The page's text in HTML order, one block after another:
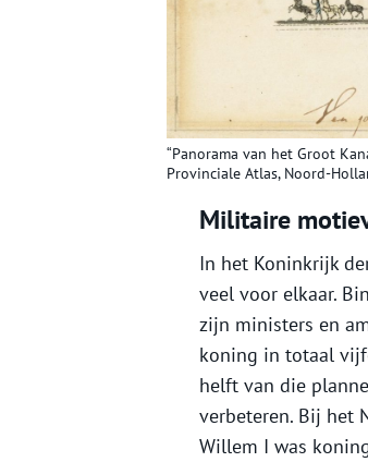
“Panorama van het Groot
Provinciale Atlas, Noord-
Militaire
In het Koninkrijk
veel voor elkaar.
zijn ministers en
koning in totaal
helft van die
verbeteren. Bij het
Willem I was